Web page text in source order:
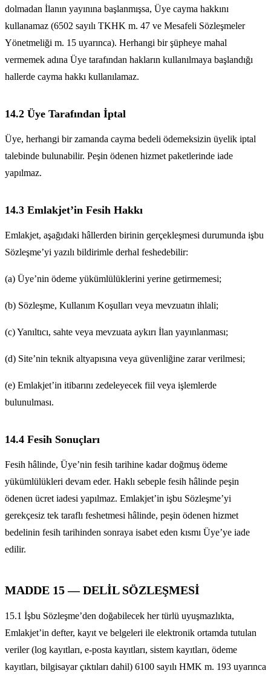
dolmadan İlanın yayınına başlanmışsa, Üye cayma hakkını
kullanamaz (6502 sayılı TKHK m. 47 ve Mesafeli Sözleşmeler
Yönetmeliği m. 15 uyarınca). Herhangi bir şüpheye mahal
vermemek adına Üye tarafından hakların kullanılmaya başlandığı
hallerde cayma hakkı kullanılamaz.
14.2 Üye Tarafından İptal
Üye, herhangi bir zamanda cayma bedeli ödemeksizin üyelik iptal
talebinde bulunabilir. Peşin ödenen hizmet paketlerinde iade
yapılmaz.
14.3 Emlakjet’in Fesih Hakkı
Emlakjet, aşağıdaki hâllerden birinin gerçekleşmesi durumunda işbu
Sözleşme’yi yazılı bildirimle derhal feshedebilir:
(a) Üye’nin ödeme yükümlülüklerini yerine getirmemesi;
(b) Sözleşme, Kullanım Koşulları veya mevzuatın ihlali;
(c) Yanıltıcı, sahte veya mevzuata aykırı İlan yayınlanması;
(d) Site’nin teknik altyapısına veya güvenliğine zarar verilmesi;
(e) Emlakjet’in itibarını zedeleyecek fiil veya işlemlerde
bulunulması.
14.4 Fesih Sonuçları
Fesih hâlinde, Üye’nin fesih tarihine kadar doğmuş ödeme
yükümlülükleri devam eder. Haklı sebeple fesih hâlinde peşin
ödenen ücret iadesi yapılmaz. Emlakjet’in işbu Sözleşme’yi
gerekçesiz tek taraflı feshetmesi hâlinde, peşin ödenen hizmet
bedelinin fesih tarihinden sonraya isabet eden kısmı Üye’ye iade
edilir.
MADDE 15 — DELİL SÖZLEŞMESİ
15.1 İşbu Sözleşme’den doğabilecek her türlü uyuşmazlıkta,
Emlakjet’in defter, kayıt ve belgeleri ile elektronik ortamda tutulan
veriler (log kayıtları, e-posta kayıtları, sistem kayıtları, ödeme
kayıtları, bilgisayar çıktıları dahil) 6100 sayılı HMK m. 193 uyarınca